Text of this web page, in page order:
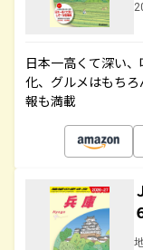
日本一高くて深い
化、グルメはもち
報も満載